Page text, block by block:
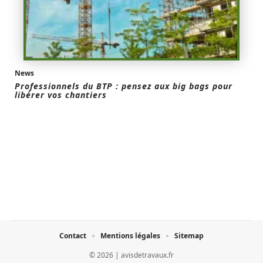
News
Professionnels du BTP : pensez aux big bags pour
libérer vos chantiers
© 2026 | avisdetravaux.fr
Contact Mentions légales Sitemap